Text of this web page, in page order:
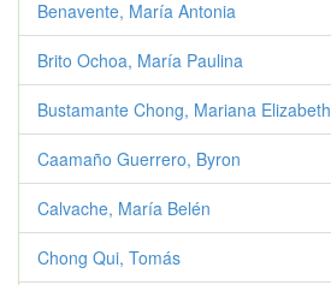
Benavente, María Antonia
Brito Ochoa, María Paulina
Bustamante Chong, Mariana Elizabeth
Caamaño Guerrero, Byron
Calvache, María Belén
Chong Qui, Tomás